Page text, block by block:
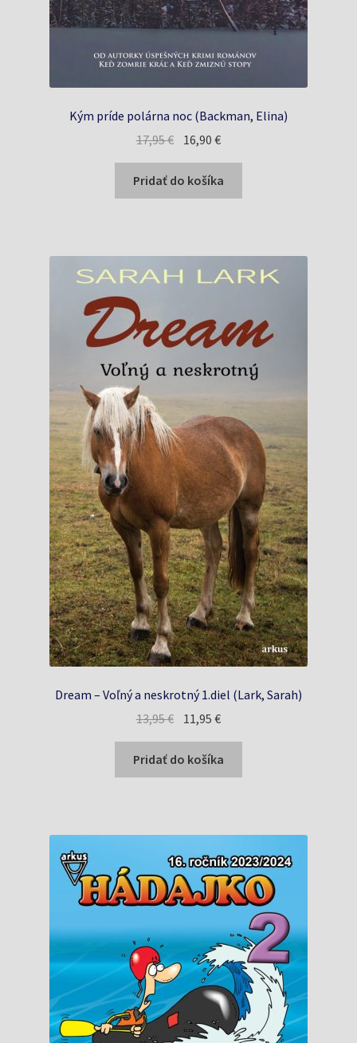
Kým príde polárna noc (Backman, Elina)
17,95€ Pôvodná
cena
bola:
17,95 €.
16,90€Aktuálna
cena
je:
16,90 €.
Pridať do košíka
Dream – Voľný a neskrotný 1.diel (Lark, Sarah)
13,95€ Pôvodná
cena
bola:
13,95 €.
11,95€Aktuálna
cena
je:
11,95 €.
Pridať do košíka